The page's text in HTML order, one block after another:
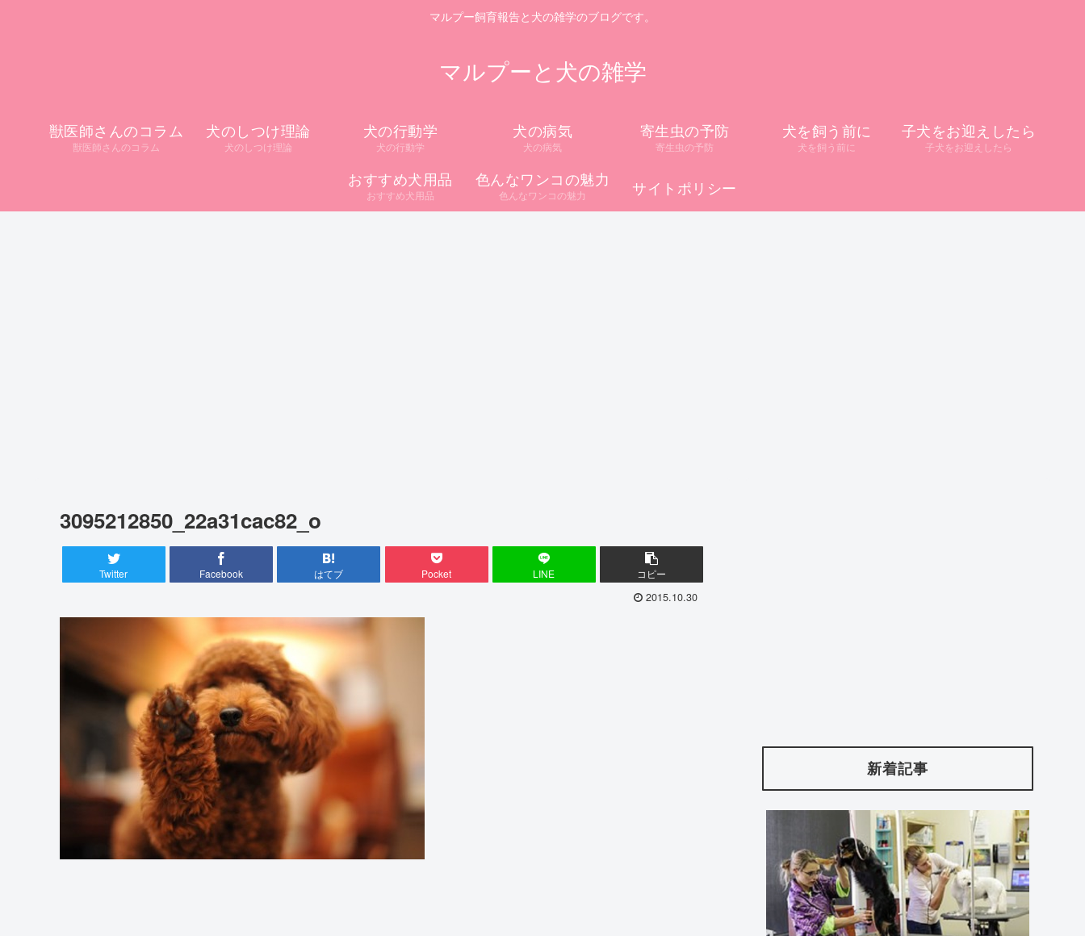
マルプー飼育報告と犬の雑学のブログです。
マルプーと犬の雑学
獣医師さんのコラム
獣医師さんのコラム
犬のしつけ理論
犬のしつけ理論
犬の行動学
犬の行動学
犬の病気
犬の病気
寄生虫の予防
寄生虫の予防
犬を飼う前に
犬を飼う前に
子犬をお迎えしたら
子犬をお迎えしたら
おすすめ犬用品
おすすめ犬用品
色んなワンコの魅力
色んなワンコの魅力 サイトポリシー
3095212850_22a31cac82_o
Twitter Facebook はてブ Pocket LINE コピー
2015.10.30
新着記事